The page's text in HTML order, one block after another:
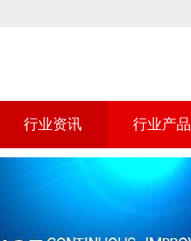
行业资讯 行业产品